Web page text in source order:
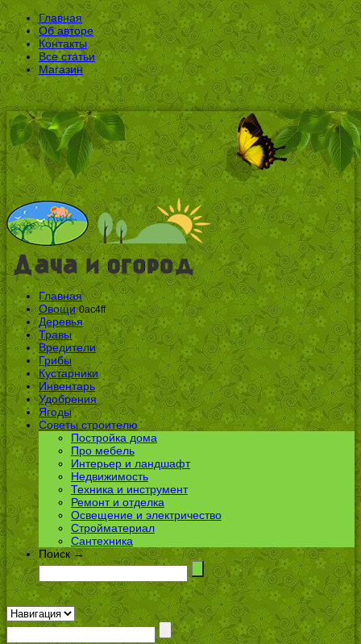
Главная
Об авторе
Контакты
Все статьи
Магазин
Главная
Овощи 0ac4ff
Деревья
Травы
Вредители
Грибы
Кустарники
Инвентарь
Удобрения
Ягоды
Советы строителю
Постройка дома
Про мебель
Интерьер и ландшафт
Недвижимость
Техника и инструмент
Ремонт и отделка
Освещение и электричество
Стройматериал
Сантехника
Поиск →